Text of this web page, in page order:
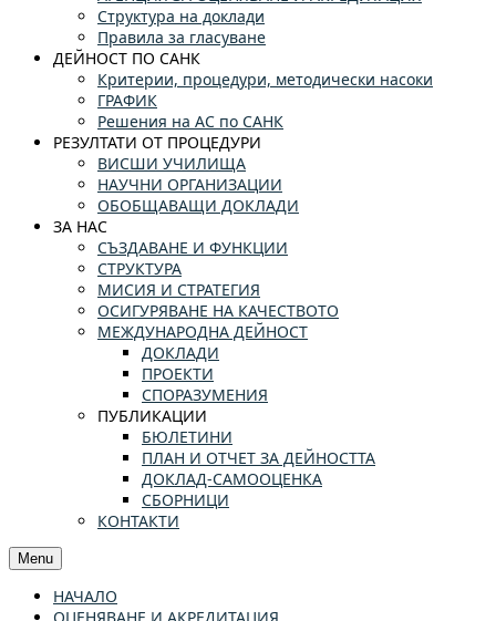
Структура на доклади
Правила за гласуване
ДЕЙНОСТ ПО САНК
Критерии, процедури, методически насоки
ГРАФИК
Решения на АС по САНК
РЕЗУЛТАТИ ОТ ПРОЦЕДУРИ
ВИСШИ УЧИЛИЩА
НАУЧНИ ОРГАНИЗАЦИИ
ОБОБЩАВАЩИ ДОКЛАДИ
ЗА НАС
СЪЗДАВАНЕ И ФУНКЦИИ
СТРУКТУРА
МИСИЯ И СТРАТЕГИЯ
ОСИГУРЯВАНЕ НА КАЧЕСТВОТО
МЕЖДУНАРОДНА ДЕЙНОСТ
ДОКЛАДИ
ПРОЕКТИ
СПОРАЗУМЕНИЯ
ПУБЛИКАЦИИ
БЮЛЕТИНИ
ПЛАН И ОТЧЕТ ЗА ДЕЙНОСТТА
ДОКЛАД-САМООЦЕНКА
СБОРНИЦИ
КОНТАКТИ
Menu
НАЧАЛО